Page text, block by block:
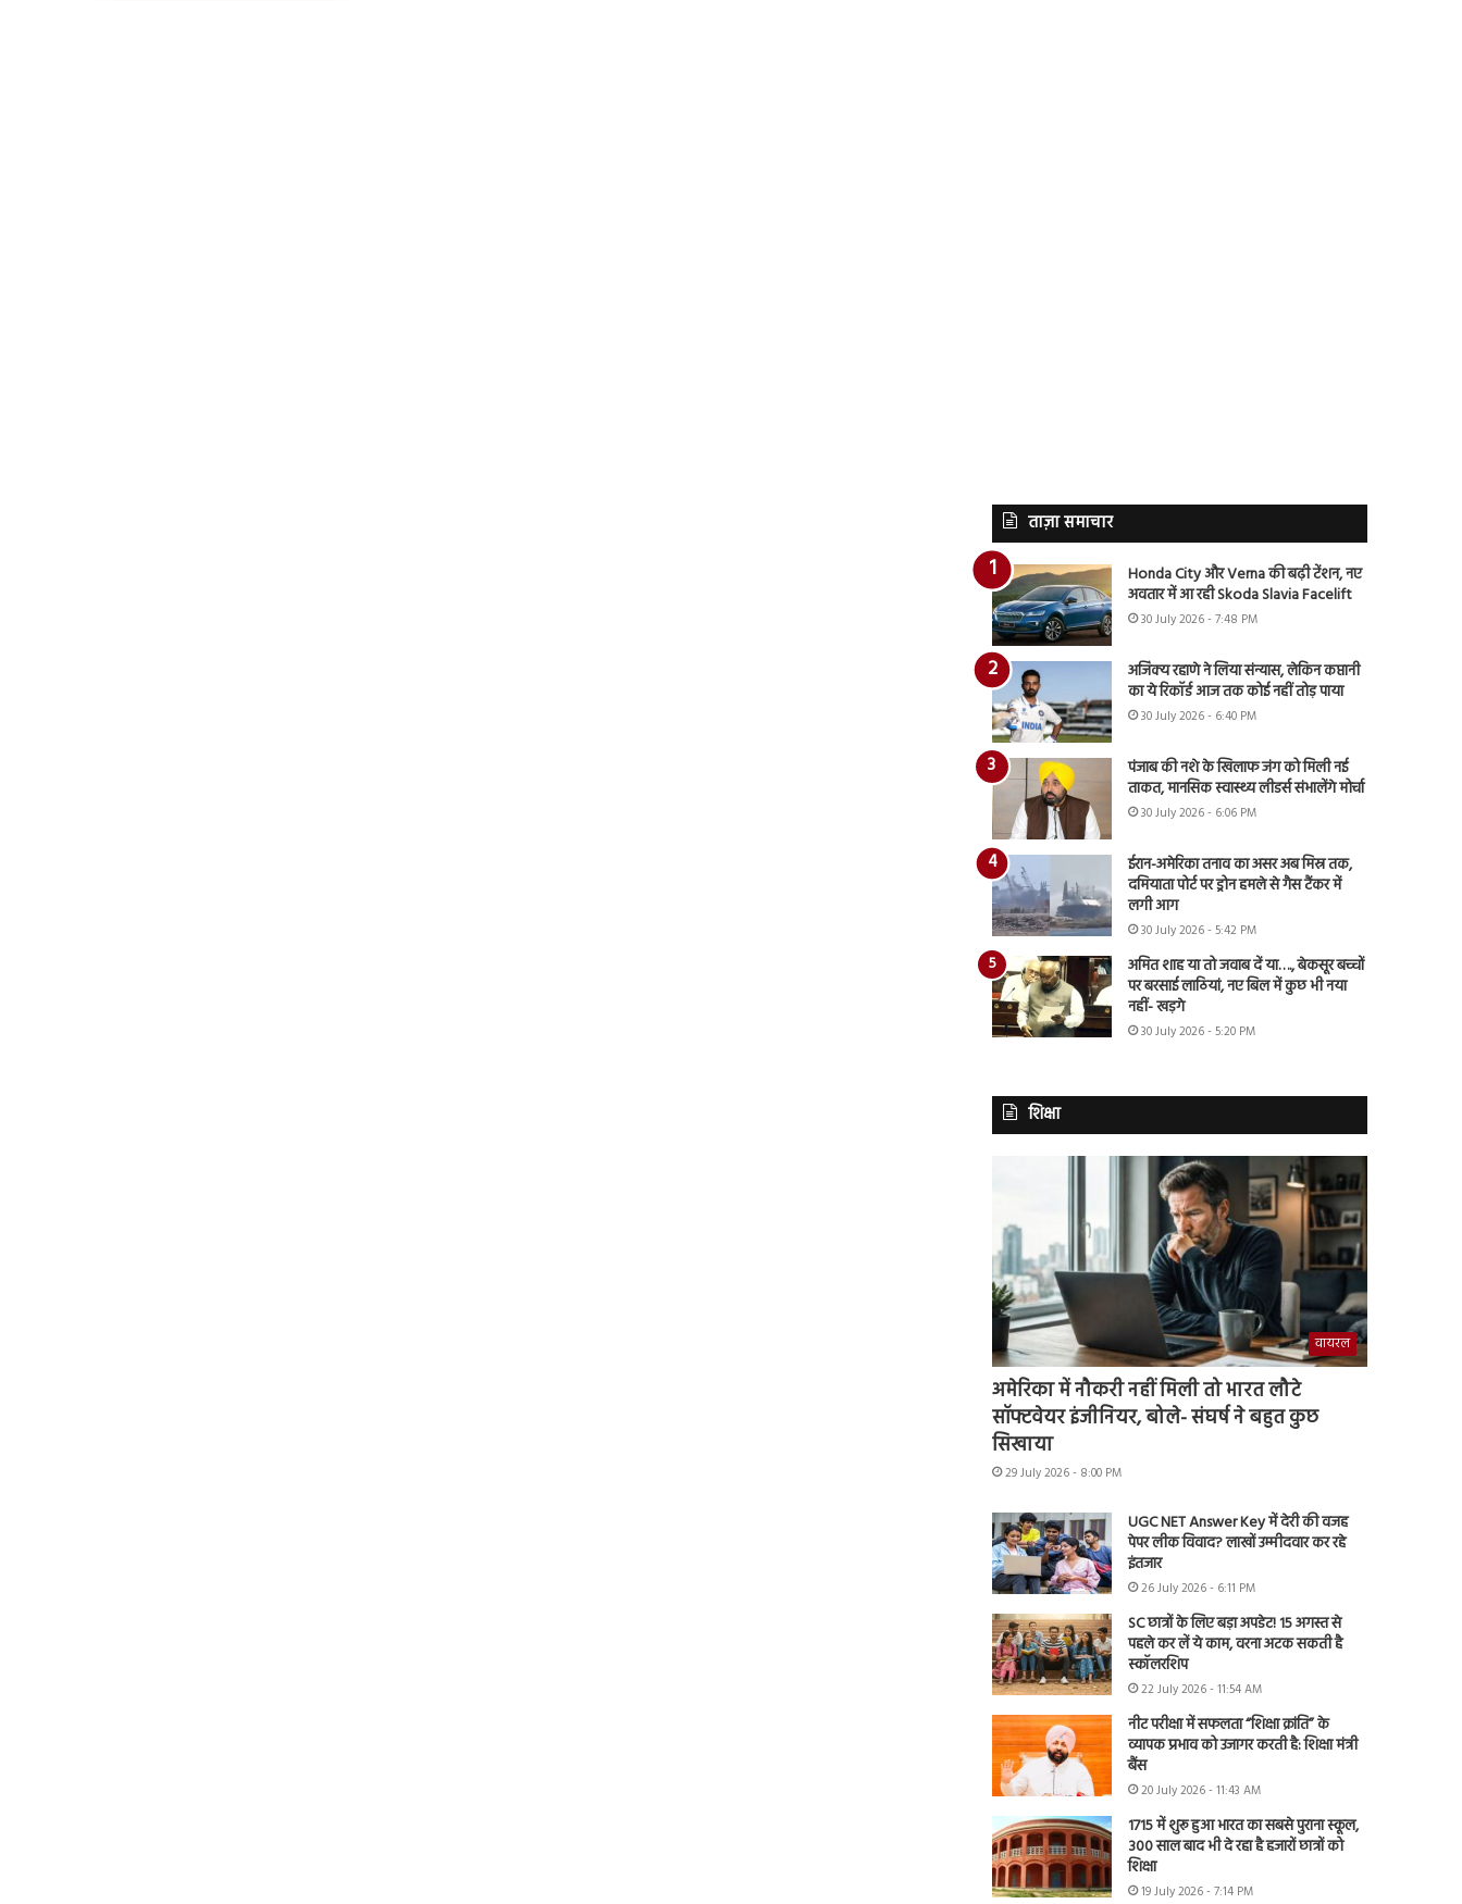
ताज़ा समाचार
Honda City और Verna की बढ़ी टेंशन, नए
अवतार में आ रही Skoda Slavia Facelift
30 July 2026 - 7:48 PM
अजिंक्य रहाणे ने लिया संन्यास, लेकिन कप्तानी
का ये रिकॉर्ड आज तक कोई नहीं तोड़ पाया
30 July 2026 - 6:40 PM
पंजाब की नशे के खिलाफ जंग को मिली नई
ताकत, मानसिक स्वास्थ्य लीडर्स संभालेंगे मोर्चा
30 July 2026 - 6:06 PM
ईरान-अमेरिका तनाव का असर अब मिस्र तक,
दमियाता पोर्ट पर ड्रोन हमले से गैस टैंकर में
लगी आग
30 July 2026 - 5:42 PM
अमित शाह या तो जवाब दें या…., बेकसूर बच्चों
पर बरसाई लाठियां, नए बिल में कुछ भी नया
नहीं- खड़गे
30 July 2026 - 5:20 PM
शिक्षा
वायरल
अमेरिका में नौकरी नहीं मिली तो भारत लौटे
सॉफ्टवेयर इंजीनियर, बोले- संघर्ष ने बहुत कुछ
सिखाया
29 July 2026 - 8:00 PM
UGC NET Answer Key में देरी की वजह
पेपर लीक विवाद? लाखों उम्मीदवार कर रहे
इंतजार
26 July 2026 - 6:11 PM
SC छात्रों के लिए बड़ा अपडेट! 15 अगस्त से
पहले कर लें ये काम, वरना अटक सकती है
स्कॉलरशिप
22 July 2026 - 11:54 AM
नीट परीक्षा में सफलता “शिक्षा क्रांति” के
व्यापक प्रभाव को उजागर करती है: शिक्षा मंत्री
बैंस
20 July 2026 - 11:43 AM
1715 में शुरू हुआ भारत का सबसे पुराना स्कूल,
300 साल बाद भी दे रहा है हजारों छात्रों को
शिक्षा
19 July 2026 - 7:14 PM